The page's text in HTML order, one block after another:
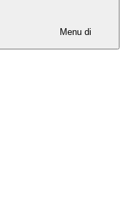
Menu di